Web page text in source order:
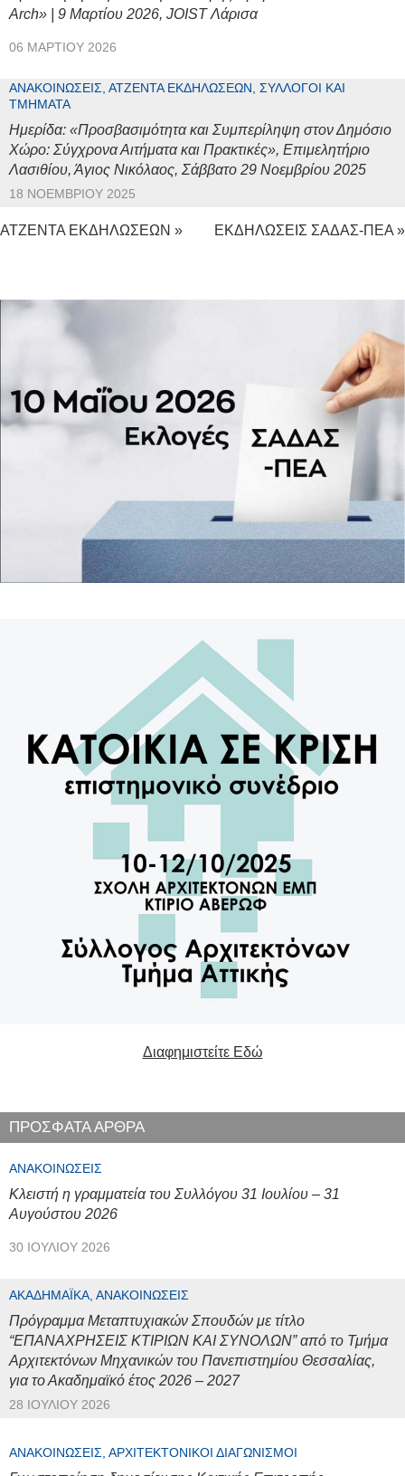
Arch» | 9 Μαρτίου 2026, JOIST Λάρισα
06 ΜΑΡΤΊΟΥ 2026
ΑΝΑΚΟΙΝΏΣΕΙΣ, ΑΤΖΈΝΤΑ ΕΚΔΗΛΏΣΕΩΝ, ΣΎΛΛΟΓΟΙ ΚΑΙ
ΤΜΉΜΑΤΑ
Ημερίδα: «Προσβασιμότητα και Συμπερίληψη στον Δημόσιο
Χώρο: Σύγχρονα Αιτήματα και Πρακτικές», Επιμελητήριο
Λασιθίου, Άγιος Νικόλαος, Σάββατο 29 Νοεμβρίου 2025
18 ΝΟΕΜΒΡΊΟΥ 2025
ΑΤΖΕΝΤΑ ΕΚΔΗΛΩΣΕΩΝ » ΕΚΔΗΛΩΣΕΙΣ ΣΑΔΑΣ-ΠΕΑ »
Διαφημιστείτε Εδώ
ΠΡΟΣΦΑΤΑ ΑΡΘΡΑ
ΑΝΑΚΟΙΝΏΣΕΙΣ
Κλειστή η γραμματεία του Συλλόγου 31 Ιουλίου – 31
Αυγούστου 2026
30 ΙΟΥΛΊΟΥ 2026
ΑΚΑΔΗΜΑΪΚΆ, ΑΝΑΚΟΙΝΏΣΕΙΣ
Πρόγραμμα Μεταπτυχιακών Σπουδών με τίτλο
“ΕΠΑΝΑΧΡΗΣΕΙΣ ΚΤΙΡΙΩΝ ΚΑΙ ΣΥΝΟΛΩΝ” από το Τμήμα
Αρχιτεκτόνων Μηχανικών του Πανεπιστημίου Θεσσαλίας,
για το Ακαδημαϊκό έτος 2026 – 2027
28 ΙΟΥΛΊΟΥ 2026
ΑΝΑΚΟΙΝΏΣΕΙΣ, ΑΡΧΙΤΕΚΤΟΝΙΚΟΊ ΔΙΑΓΩΝΙΣΜΟΊ